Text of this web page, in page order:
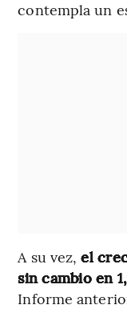
contempla un
A su vez,el
sin cambio en
Informe